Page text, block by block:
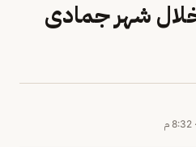
شهر جمادى
· 8:32 م